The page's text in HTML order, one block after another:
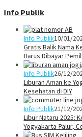
Info Publik
Info Publik10/01/
Gratis Balik Nama
Harus Dibayar
Info Publik26/12/
Liburan Aman ke
Kesehatan di DIY
Info Publik21/12/
Libur Nataru 2025:
Yogyakarta-Palur,